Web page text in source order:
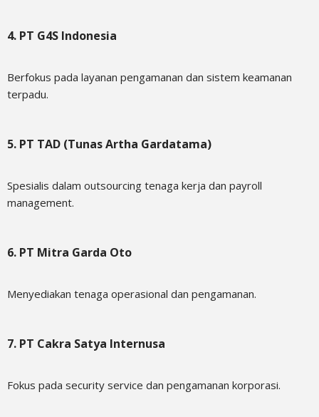
4. PT G4S Indonesia
Berfokus pada layanan pengamanan dan sistem keamanan
terpadu.
5. PT TAD (Tunas Artha Gardatama)
Spesialis dalam outsourcing tenaga kerja dan payroll
management.
6. PT Mitra Garda Oto
Menyediakan tenaga operasional dan pengamanan.
7. PT Cakra Satya Internusa
Fokus pada security service dan pengamanan korporasi.